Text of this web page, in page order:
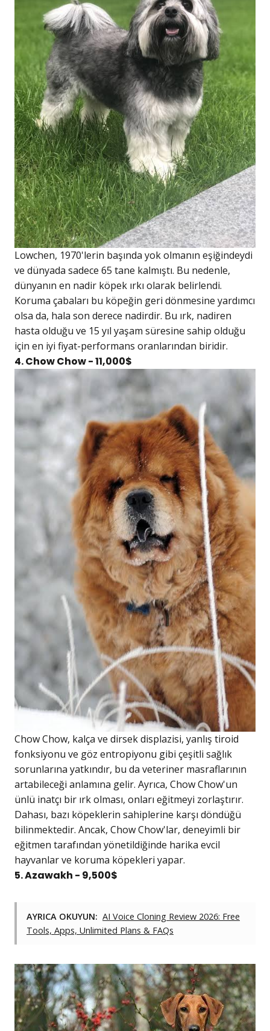
Lowchen, 1970'lerin başında yok olmanın eşiğindeydi
ve dünyada sadece 65 tane kalmıştı. Bu nedenle,
dünyanın en nadir köpek ırkı olarak belirlendi.
Koruma çabaları bu köpeğin geri dönmesine yardımcı
olsa da, hala son derece nadirdir. Bu ırk, nadiren
hasta olduğu ve 15 yıl yaşam süresine sahip olduğu
için en iyi fiyat-performans oranlarından biridir.
4. Chow Chow - 11,000$
Chow Chow, kalça ve dirsek displazisi, yanlış tiroid
fonksiyonu ve göz entropiyonu gibi çeşitli sağlık
sorunlarına yatkındır, bu da veteriner masraflarının
artabileceği anlamına gelir. Ayrıca, Chow Chow'un
ünlü inatçı bir ırk olması, onları eğitmeyi zorlaştırır.
Dahası, bazı köpeklerin sahiplerine karşı döndüğü
bilinmektedir. Ancak, Chow Chow'lar, deneyimli bir
eğitmen tarafından yönetildiğinde harika evcil
hayvanlar ve koruma köpekleri yapar.
5. Azawakh - 9,500$
AYRICA OKUYUN: AI Voice Cloning Review 2026: Free
Tools, Apps, Unlimited Plans & FAQs